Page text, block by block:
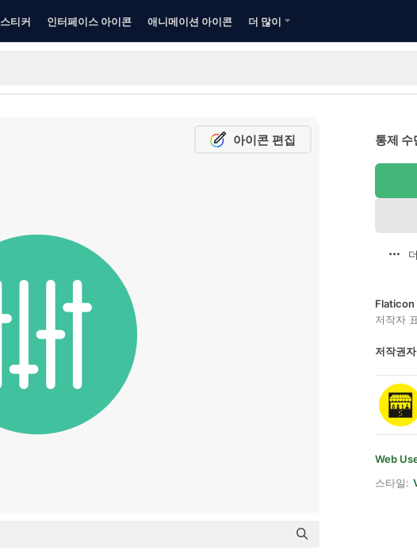
스티커 인터페이스 아이콘 애니메이션 아이콘 더 많이
아이콘 편집 통제 수
Flaticon
저작자
저작권
Web
스타일: